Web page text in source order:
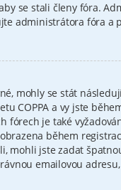
se stali členy fóra.
administrátora fóra a
mohly se stát
COPPA a vy jste
je také
během
mohli jste zadat
emailovou